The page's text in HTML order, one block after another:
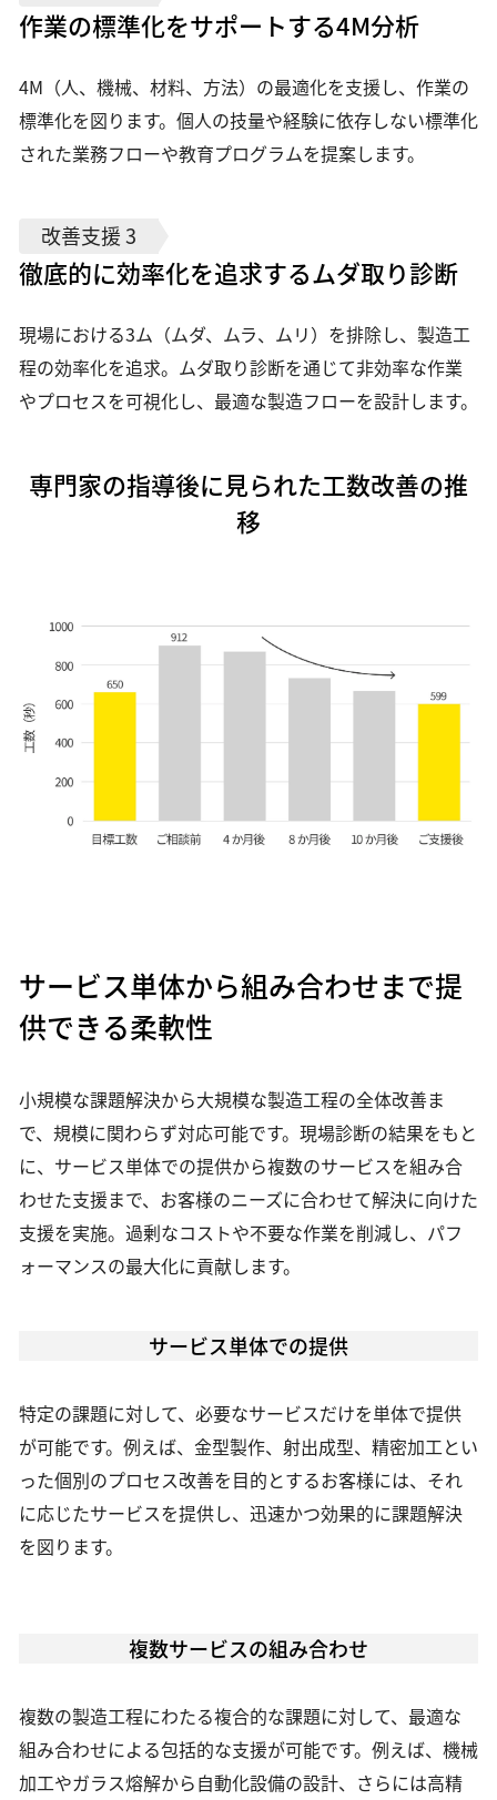
作業の標準化をサポートする4M分析
4M（人、機械、材料、方法）の最適化を支援し、作業の
標準化を図ります。個人の技量や経験に依存しない標準化
された業務フローや教育プログラムを提案します。
改善支援 3
徹底的に効率化を追求するムダ取り診断
現場における3ム（ムダ、ムラ、ムリ）を排除し、製造工
程の効率化を追求。ムダ取り診断を通じて非効率な作業
やプロセスを可視化し、最適な製造フローを設計します。
専門家の指導後に見られた工数改善の推
移
サービス単体から組み合わせまで提
供できる柔軟性
小規模な課題解決から大規模な製造工程の全体改善ま
で、規模に関わらず対応可能です。現場診断の結果をもと
に、サービス単体での提供から複数のサービスを組み合
わせた支援まで、お客様のニーズに合わせて解決に向けた
支援を実施。過剰なコストや不要な作業を削減し、パフ
ォーマンスの最大化に貢献します。
サービス単体での提供
特定の課題に対して、必要なサービスだけを単体で提供
が可能です。例えば、金型製作、射出成型、精密加工とい
った個別のプロセス改善を目的とするお客様には、それ
に応じたサービスを提供し、迅速かつ効果的に課題解決
を図ります。
複数サービスの組み合わせ
複数の製造工程にわたる複合的な課題に対して、最適な
組み合わせによる包括的な支援が可能です。例えば、機械
加工やガラス熔解から自動化設備の設計、さらには高精